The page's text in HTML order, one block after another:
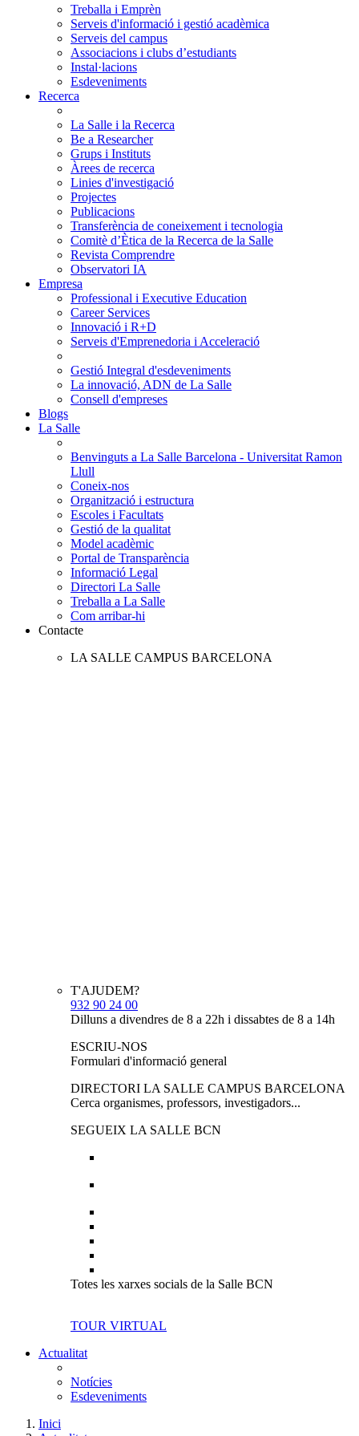
Treballa i Emprèn
Serveis d'informació i gestió acadèmica
Serveis del campus
Associacions i clubs d’estudiants
Instal·lacions
Esdeveniments
Recerca
La Salle i la Recerca
Be a Researcher
Grups i Instituts
Àrees de recerca
Linies d'investigació
Projectes
Publicacions
Transferència de coneixement i tecnologia
Comitè d’Ètica de la Recerca de la Salle
Revista Comprendre
Observatori IA
Empresa
Professional i Executive Education
Career Services
Innovació i R+D
Serveis d'Emprenedoria i Acceleració
Gestió Integral d'esdeveniments
La innovació, ADN de La Salle
Consell d'empreses
Blogs
La Salle
Benvinguts a La Salle Barcelona - Universitat Ramon
Llull
Coneix-nos
Organització i estructura
Escoles i Facultats
Gestió de la qualitat
Model acadèmic
Portal de Transparència
Informació Legal
Directori La Salle
Treballa a La Salle
Com arribar-hi
Contacte
LA SALLE CAMPUS BARCELONA
T'AJUDEM?
932 90 24 00
Dilluns a divendres de 8 a 22h i dissabtes de 8 a 14h
ESCRIU-NOS
Formulari d'informació general
DIRECTORI LA SALLE CAMPUS BARCELONA
Cerca organismes, professors, investigadors...
SEGUEIX LA SALLE BCN
Totes les xarxes socials de la Salle BCN
TOUR VIRTUAL
Actualitat
Notícies
Esdeveniments
Inici